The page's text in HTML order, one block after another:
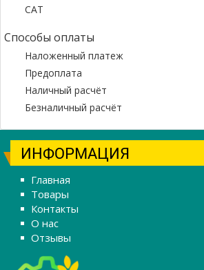
САТ
Способы оплаты
Наложенный платеж
Предоплата
Наличный расчёт
Безналичный расчёт
ИНФОРМАЦИЯ
Главная
Товары
Контакты
О нас
Отзывы